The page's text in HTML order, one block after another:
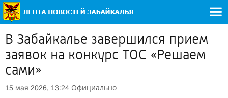
В Забайкалье завершился прием
заявок на конкурс ТОС «Решаем
сами»
15 мая 2026, 13:24 Официально